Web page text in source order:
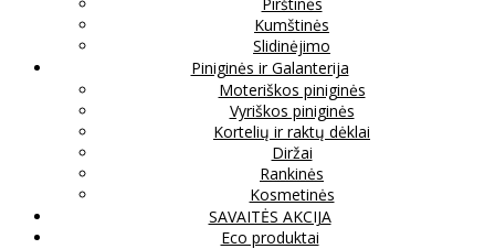
Kumštinės
Slidinėjimo
Piniginės ir Galanterija
Moteriškos piniginės
Vyriškos piniginės
Kortelių ir raktų dėklai
Diržai
Rankinės
Kosmetinės
SAVAITĖS AKCIJA
Eco produktai